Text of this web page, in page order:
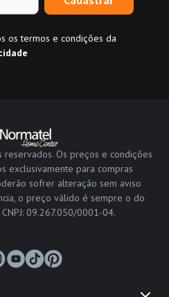
os termos e condições da
Os preços e condições
exclusivamente para compras
sofrer alteração sem aviso
o preço válido é sempre o do
09.267.050/0001-04.